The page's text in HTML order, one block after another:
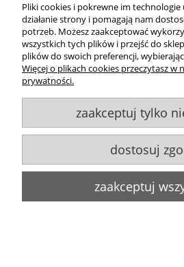
Pomoc
Moje konto
Goldsun S.C., ul. Kukuczki 20/24, 42-224
Biuro, magazyn, zwroty, odbiór
Częstochowa
Strony www Poznań
Pliki cookies i pokrewne im
działanie strony i pomagają nam
potrzeb. Możesz zaakceptować
wszystkich tych plików i przejść do
plików do swoich preferencji,
Więcej o plikach cookies przeczytasz w
prywatności.
zaakceptuj tylko
dostosuj
zaakceptuj